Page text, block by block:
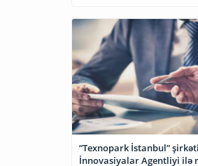
“Texnopark İstanbul” şirkəti
İnnovasiyalar Agentliyi ilə